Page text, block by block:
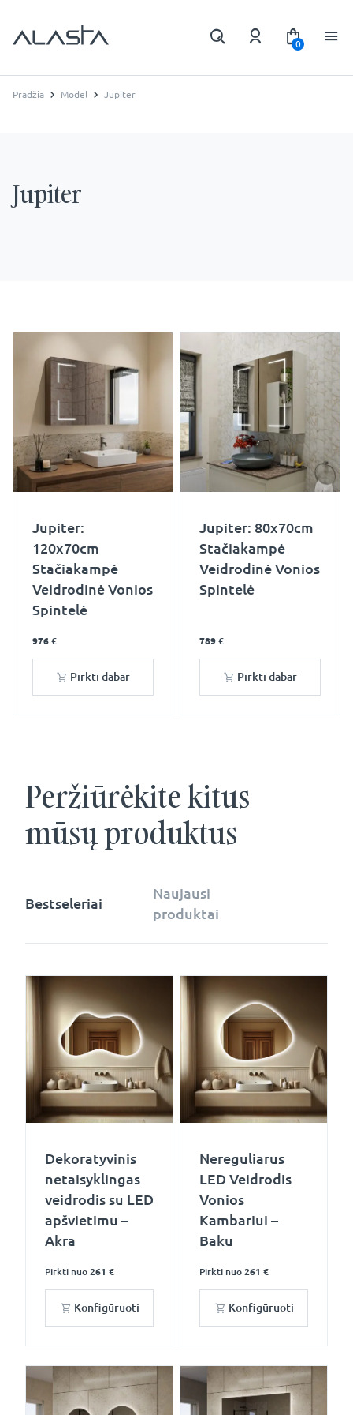
0
Pradžia Model Jupiter
Jupiter
Jupiter:
120x70cm
Stačiakampė
Veidrodinė Vonios
Spintelė
976 €
Pirkti dabar
Jupiter: 80x70cm
Stačiakampė
Veidrodinė Vonios
Spintelė
789 €
Pirkti dabar
Peržiūrėkite kitus
mūsų produktus
Bestseleriai
Naujausi
produktai
Dekoratyvinis
netaisyklingas
veidrodis su LED
apšvietimu –
Akra
Pirkti nuo 261 €
Konfigūruoti
Nereguliarus
LED Veidrodis
Vonios
Kambariui –
Baku
Pirkti nuo 261 €
Konfigūruoti